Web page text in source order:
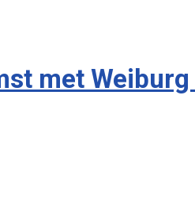
met